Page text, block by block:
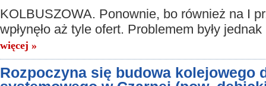
KOLBUSZOWA. Ponownie, bo również na I
wpłynęło aż tyle ofert. Problemem były
więcej »
Rozpoczyna się budowa kolejowego